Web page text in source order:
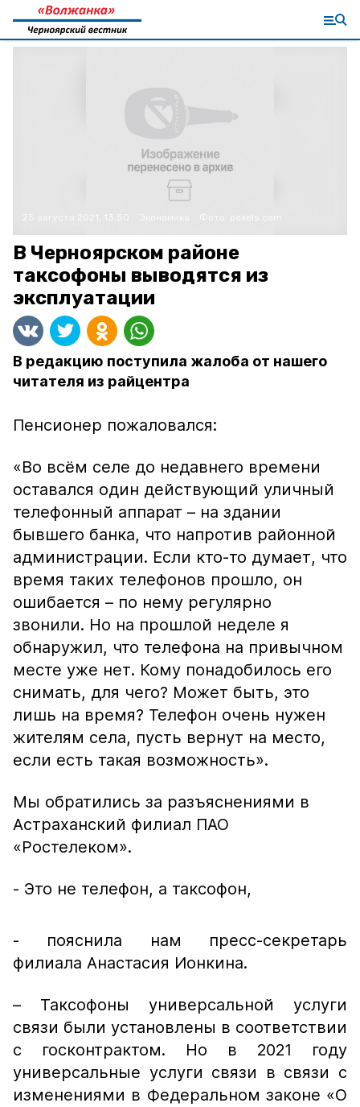
В Черноярском районе
таксофоны выводятся из
эксплуатации
В редакцию поступила жалоба от нашего
читателя из райцентра
Пенсионер пожаловался:
«Во всём селе до недавнего времени
оставался один действующий уличный
телефонный аппарат – на здании
бывшего банка, что напротив районной
администрации. Если кто-то думает, что
время таких телефонов прошло, он
ошибается – по нему регулярно
звонили. Но на прошлой неделе я
обнаружил, что телефона на привычном
месте уже нет. Кому понадобилось его
снимать, для чего? Может быть, это
лишь на время? Телефон очень нужен
жителям села, пусть вернут на место,
если есть такая возможность».
Мы обратились за разъяснениями в
Астраханский филиал ПАО
«Ростелеком».
- Это не телефон, а таксофон,
- пояснила нам пресс-секретарь
филиала Анастасия Ионкина.
– Таксофоны универсальной услуги
связи были установлены в соответствии
с госконтрактом. Но в 2021 году
универсальные услуги связи в связи с
изменениями в Федеральном законе «О